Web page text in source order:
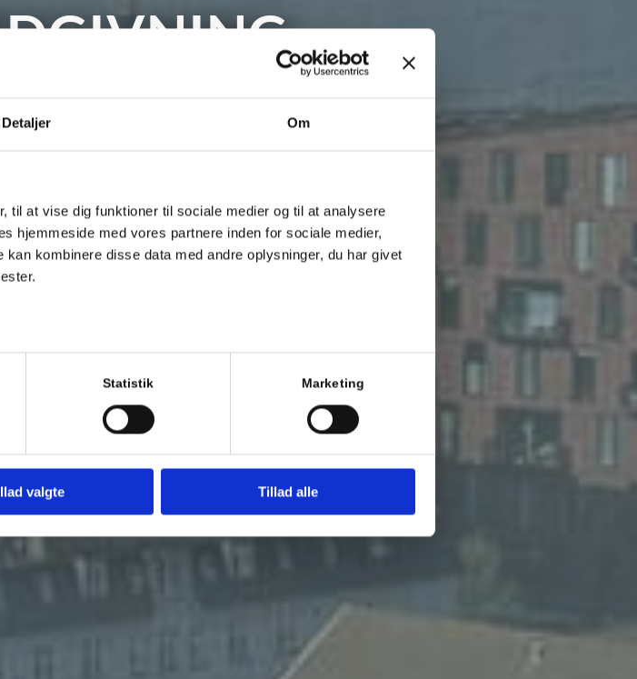
Detaljer Om
til at vise dig funktioner til sociale medier og til at analysere
hjemmeside med vores partnere inden for sociale medier,
kombinere disse data med andre oplysninger, du har givet
Statistik Marketing
valgte Tillad alle
93 95 64 02